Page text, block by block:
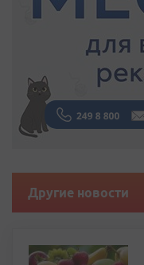
Другие новости